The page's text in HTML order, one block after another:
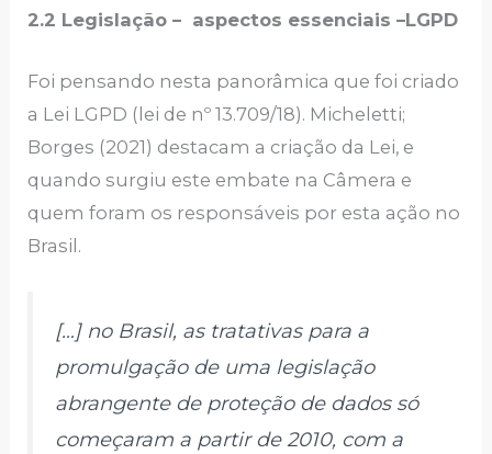
2.2 Legislação – aspectos essenciais –LGPD
Foi pensando nesta panorâmica que foi criado
a Lei LGPD (lei de nº 13.709/18). Micheletti;
Borges (2021) destacam a criação da Lei, e
quando surgiu este embate na Câmera e
quem foram os responsáveis por esta ação no
Brasil.
[…] no Brasil, as tratativas para a
promulgação de uma legislação
abrangente de proteção de dados só
começaram a partir de 2010, com a